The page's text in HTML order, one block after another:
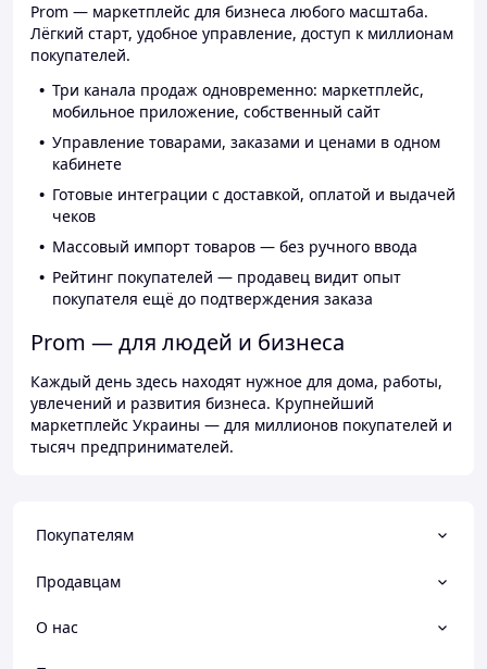
Prom — маркетплейс для бизнеса любого масштаба.
Лёгкий старт, удобное управление, доступ к миллионам
покупателей.
Три канала продаж одновременно: маркетплейс,
мобильное приложение, собственный сайт
Управление товарами, заказами и ценами в одном
кабинете
Готовые интеграции с доставкой, оплатой и выдачей
чеков
Массовый импорт товаров — без ручного ввода
Рейтинг покупателей — продавец видит опыт
покупателя ещё до подтверждения заказа
Prom — для людей и бизнеса
Каждый день здесь находят нужное для дома, работы,
увлечений и развития бизнеса. Крупнейший
маркетплейс Украины — для миллионов покупателей и
тысяч предпринимателей.
Покупателям
Продавцам
О нас